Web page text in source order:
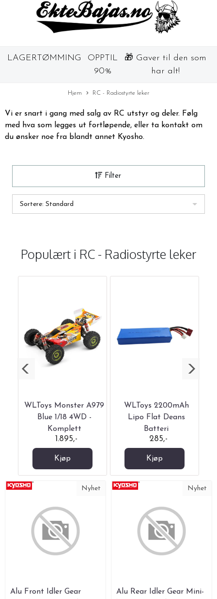
LAGERTØMMING
OPPTIL
90%
🎁 Gaver til den som
har alt!
Hjem RC - Radiostyrte leker
Vi er snart i gang med salg av RC utstyr og deler. Følg
med hva som legges ut fortløpende, eller ta kontakt om
du ønsker noe fra blandt annet Kyosho.
Filter
Sortere: Standard
Populært i RC - Radiostyrte leker
WLToys Monster A979
Blue 1/18 4WD -
Komplett
1.895,-
Kjøp
WLToys 2200mAh
Lipo Flat Deans
Batteri
285,-
Kjøp
Nyhet
Alu Front Idler Gear
Nyhet
Alu Rear Idler Gear Mini-